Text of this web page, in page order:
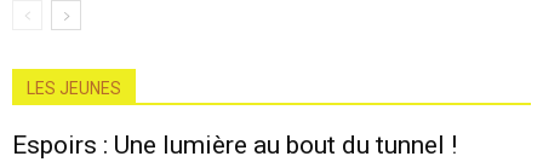
LES JEUNES
Espoirs : Une lumière au bout du tunnel !